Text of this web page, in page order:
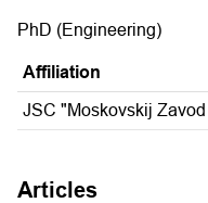
PhD (Engineering)
Affiliation
JSC "Moskovskij
Articles